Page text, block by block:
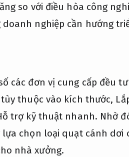
so với điều hòa công
doanh nghiệp cần hướng
các đơn vị cung cấp đều
tùy thuộc vào kích thước,
trợ kỹ thuật nhanh. Nhờ
chọn loại quạt cánh
nhà xưởng.